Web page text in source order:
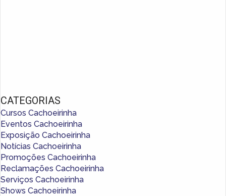
CATEGORIAS
Cursos Cachoeirinha
Eventos Cachoeirinha
Exposição Cachoeirinha
Notícias Cachoeirinha
Promoções Cachoeirinha
Reclamações Cachoeirinha
Serviços Cachoeirinha
Shows Cachoeirinha